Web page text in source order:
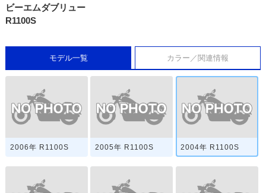
ビーエムダブリュー
R1100S
モデル一覧 カラー／関連情報
2006年 R1100S 2005年 R1100S 2004年 R1100S